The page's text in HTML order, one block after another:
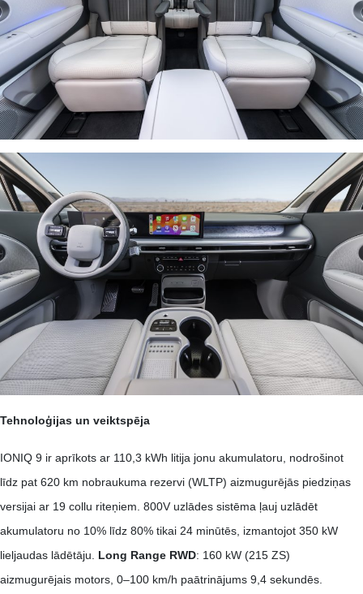
Tehnoloģijas un veiktspēja
IONIQ 9 ir aprīkots ar 110,3 kWh litija jonu akumulatoru, nodrošinot
līdz pat 620 km nobraukuma rezervi (WLTP) aizmugurējās piedziņas
versijai ar 19 collu riteņiem. 800V uzlādes sistēma ļauj uzlādēt
akumulatoru no 10% līdz 80% tikai 24 minūtēs, izmantojot 350 kW
lieljaudas lādētāju. Long Range RWD: 160 kW (215 ZS)
aizmugurējais motors, 0–100 km/h paātrinājums 9,4 sekundēs.​